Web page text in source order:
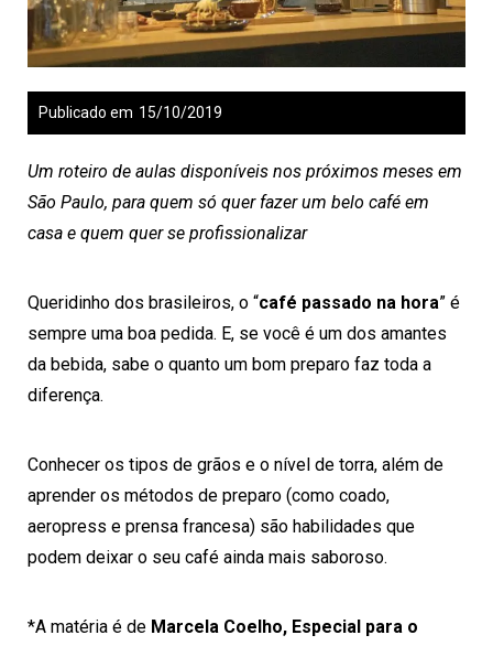
15/10/2019
Publicado em
Um roteiro de aulas disponíveis nos próximos meses em
São Paulo, para quem só quer fazer um belo café em
casa e quem quer se profissionalizar
Queridinho dos brasileiros, o “café passado na hora” é
sempre uma boa pedida. E, se você é um dos amantes
da bebida, sabe o quanto um bom preparo faz toda a
diferença.
Conhecer os tipos de grãos e o nível de torra, além de
aprender os métodos de preparo (como coado,
aeropress e prensa francesa) são habilidades que
podem deixar o seu café ainda mais saboroso.
*A matéria é de Marcela Coelho, Especial para o